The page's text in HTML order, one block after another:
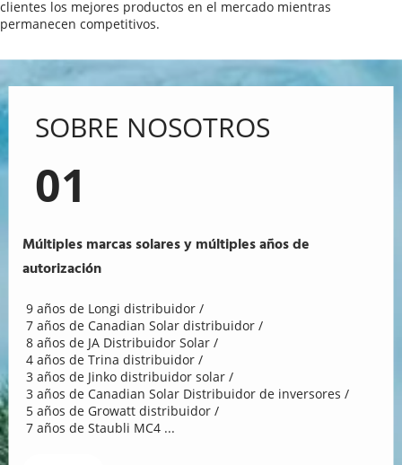
clientes los mejores productos en el mercado mientras
permanecen competitivos.
SOBRE NOSOTROS
01
Múltiples marcas solares y múltiples años de
autorización
9 años de Longi distribuidor /
7 años de Canadian Solar distribuidor /
8 años de JA Distribuidor Solar /
4 años de Trina distribuidor /
3 años de Jinko distribuidor solar /
3 años de Canadian Solar Distribuidor de inversores /
5 años de Growatt distribuidor /
7 años de Staubli MC4 ...